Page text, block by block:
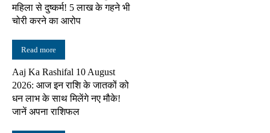
महिला से दुष्कर्म! 5 लाख के गहने भी
चोरी करने का आरोप
Read more
Aaj Ka Rashifal 10 August
2026: आज इन राशि के जातकों को
धन लाभ के साथ मिलेंगे नए मौके!
जानें अपना राशिफल